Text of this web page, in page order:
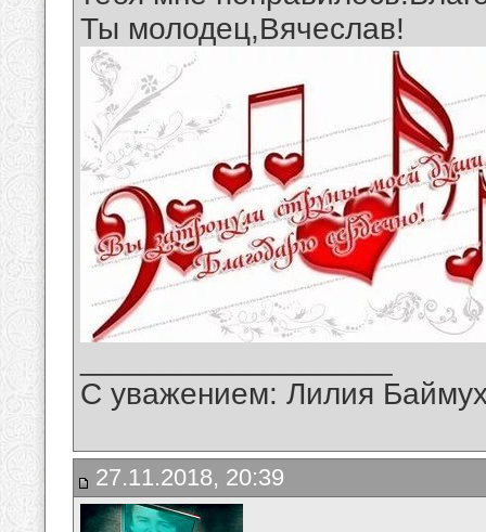
Ты молодец,Вячеслав!
С уважением: Лилия
27.11.2018, 20:39